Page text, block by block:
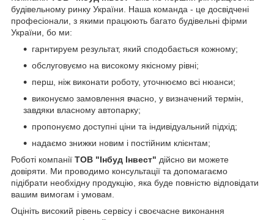
будівельному ринку України. Наша команда - це досвідчені
професіонали, з якими працюють багато будівельні фірми
України, бо ми:
гарнтируем результат, який сподобається кожному;
обслуговуємо на високому якісному рівні;
перш, ніж виконати роботу, уточнюємо всі нюанси;
виконуємо замовлення вчасно, у визначений термін,
завдяки власному автопарку;
пропонуємо доступні ціни та індивідуальний підхід;
надаємо знижки новим і постійним клієнтам;
Роботі компанії ТОВ "Інбуд Інвест" дійсно ви можете
довіряти. Ми проводимо консультації та допомагаємо
підібрати необхідну продукцію, яка буде повністю відповідати
вашим вимогам і умовам.
Оцініть високий рівень сервісу і своєчасне виконання